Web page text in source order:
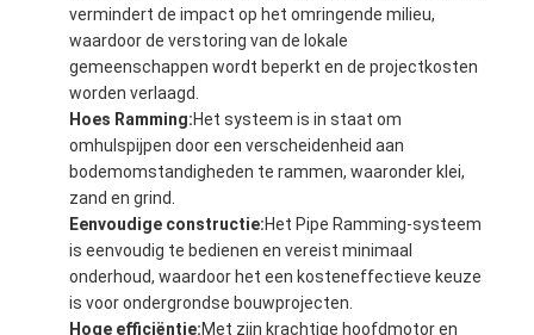
vermindert de impact op het omringende milieu,
waardoor de verstoring van de lokale
gemeenschappen wordt beperkt en de projectkosten
worden verlaagd.
Hoes Ramming:Het systeem is in staat om
omhulspijpen door een verscheidenheid aan
bodemomstandigheden te rammen, waaronder klei,
zand en grind.
Eenvoudige constructie:Het Pipe Ramming-systeem
is eenvoudig te bedienen en vereist minimaal
onderhoud, waardoor het een kosteneffectieve keuze
is voor ondergrondse bouwprojecten.
Hoge efficiëntie:Met zijn krachtige hoofdmotor en